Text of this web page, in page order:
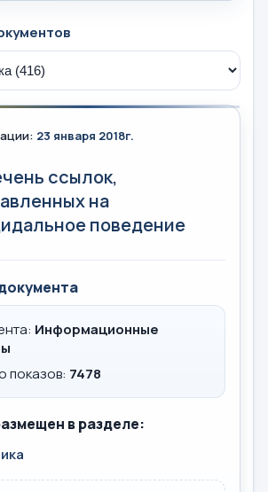
23 января 2018г.
ссылок,
на
поведение
Информационные
показов: 7478
в разделе: